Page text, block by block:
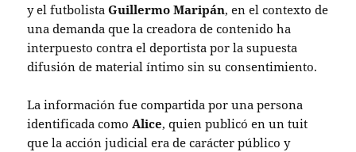
y el futbolistaGuillermo Maripán, en el contexto de
una demanda que la creadora de contenido ha
interpuesto contra el deportista por la supuesta
difusión de material íntimo sin su consentimiento.
La información fue compartida por una persona
identificada como Alice, quien publicó en un tuit
que la acción judicial era de carácter público y